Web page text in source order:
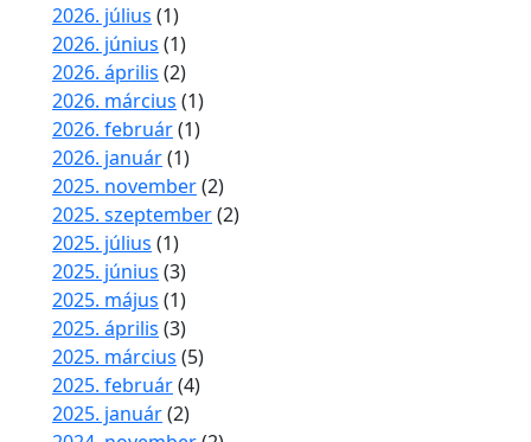
2026. július (1)
2026. június (1)
2026. április (2)
2026. március (1)
2026. február(1)
2026. január(1)
2025. november(2)
2025. szeptember(2)
2025. július (1)
2025. június (3)
2025. május (1)
2025. április (3)
2025. március (5)
2025. február(4)
2025. január(2)